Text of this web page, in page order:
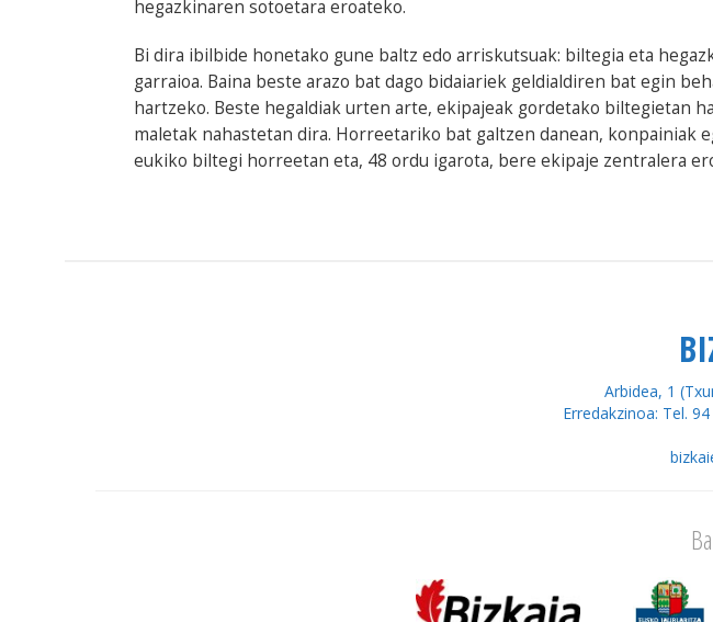
hegazkinaren sotoetara eroateko.
Bi dira ibilbide honetako gune baltz edo arriskutsuak: biltegia eta
garraioa. Baina beste arazo bat dago bidaiariek geldialdiren bat egin
hartzeko. Beste hegaldiak urten arte, ekipajeak gordetako biltegietan
maletak nahastetan dira. Horreetariko bat galtzen danean, konpainiak
eukiko biltegi horreetan eta, 48 ordu igarota, bere ekipaje zentralera
Arbidea, 1
Erredakzinoa: Tel.